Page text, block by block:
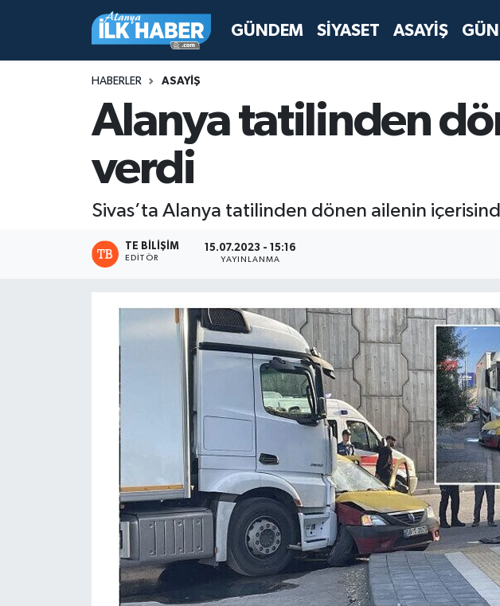
GÜNDEM SİYASET ASAYİŞ
HABERLER ASAYİŞ
Alanya tatilinden
verdi
Sivas’ta Alanya tatilinden dönen ailenin
TE BILIŞIM
EDITÖR
15.07.2023 - 15:16
YAYINLANMA
Antalya Nöbetçi Eczaneler
Antalya Hava Durumu
Antalya Namaz Vakitleri
Antalya Trafik Yoğunluk Haritası
Süper Lig Puan Durumu ve Fikstür
Tüm Manşetler
Haber Arşivi